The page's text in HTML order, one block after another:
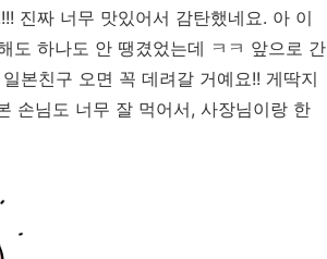
진짜 너무 맛있어서 감탄했네요. 아 이
도 하나도 안 땡겼었는데 ㅋㅋ 앞으로 간
본친구 오면 꼭 데려갈 거예요!! 게딱지
손님도 너무 잘 먹어서, 사장님이랑 한